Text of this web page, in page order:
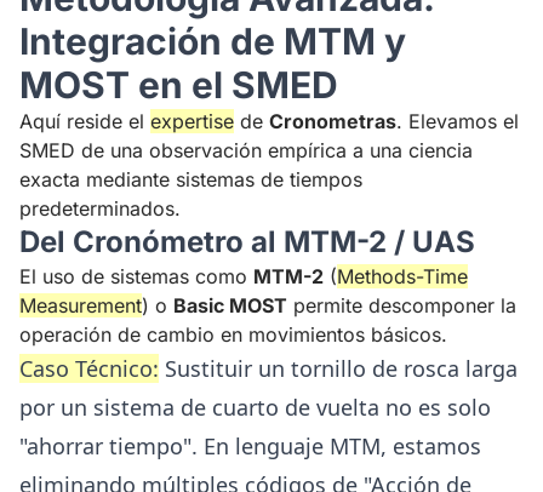
Integración de MTM y
MOST en el SMED
Aquí reside el expertise de Cronometras. Elevamos el
SMED de una observación empírica a una ciencia
exacta mediante sistemas de tiempos
predeterminados.
Del Cronómetro al MTM-2 / UAS
El uso de sistemas como MTM-2 (Methods-Time
Measurement) o Basic MOST permite descomponer la
operación de cambio en movimientos básicos.
Caso Técnico: Sustituir un tornillo de rosca larga
por un sistema de cuarto de vuelta no es solo
"ahorrar tiempo". En lenguaje MTM, estamos
eliminando múltiples códigos de "Acción de